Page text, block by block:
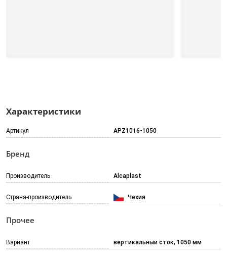
Характеристики
Артикул APZ1016-1050
Бренд
Производитель Alcaplast
Страна-производитель Чехия
Прочее
Вариант вертикальный сток, 1050 мм